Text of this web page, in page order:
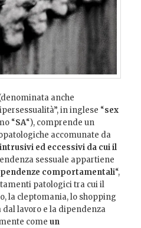
anche
in inglese “sex
“SA“), comprende un
accomunate da
ed eccessivi da cui il
sessuale appartiene
comportamentali“,
patologici tra cui il
la cleptomania, lo shopping
lavoro e la dipendenza
come un